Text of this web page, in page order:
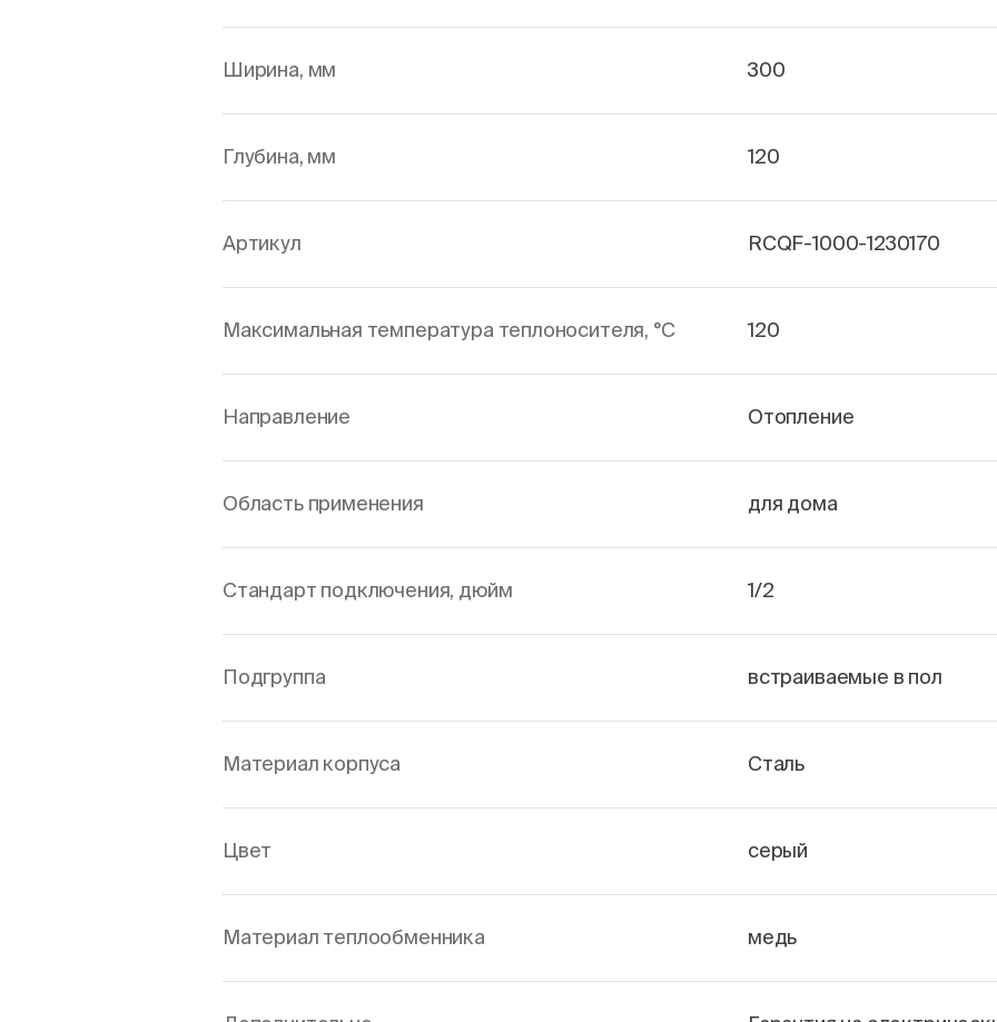
Ширина, мм 300
Глубина, мм 120
Артикул RCQF-1000-1230170
Максимальная температура теплоносителя, °С 120
Направление Отопление
Область применения для дома
Стандарт подключения, дюйм 1/2
Подгруппа встраиваемые в пол
Материал корпуса Сталь
Цвет серый
Материал теплообменника медь